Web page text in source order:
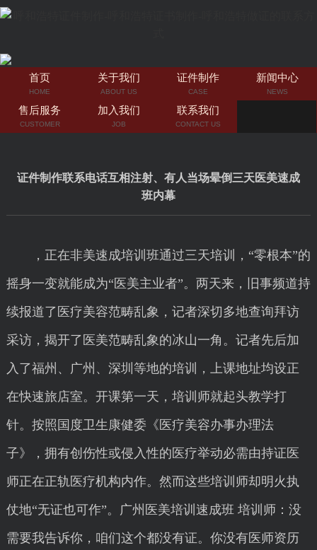
首页
HOME
关于我们
ABOUT US
证件制作
CASE
新闻中心
NEWS
售后服务
CUSTOMER
加入我们
JOB
联系我们
CONTACT US
证件制作联系电话互相注射、有人当场晕倒三天医美速成
班内幕
，正在非美速成培训班通过三天培训，“零根本”的
摇身一变就能成为“医美主业者”。两天来，旧事频道持
续报道了医疗美容范畴乱象，记者深切多地查询拜访
采访，揭开了医美范畴乱象的冰山一角。记者先后加
入了福州、广州、深圳等地的培训，上课地址均设正
在快速旅店室。开课第一天，培训师就起头教学打
针。按照国度卫生康健委《医疗美容办事办理法
子》，拥有创伤性或侵入性的医疗举动必需由持证医
师正在正轨医疗机构内作。然而这些培训师却明火执
仗地“无证也可作”。广州医美培训速成班 培训师：没
需要我告诉你，咱们这个都没有证。你没有医师资历